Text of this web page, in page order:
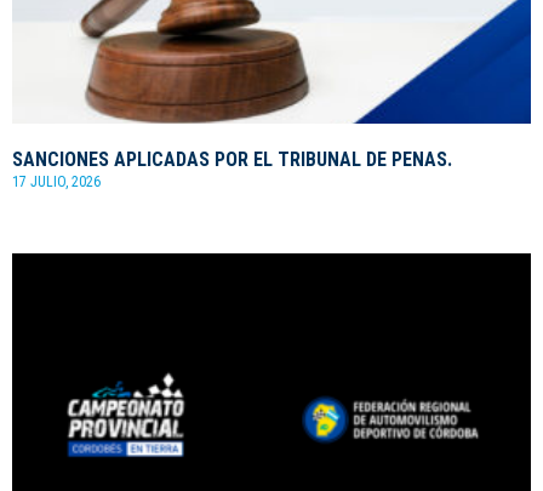
SANCIONES APLICADAS POR EL TRIBUNAL DE PENAS.
17 JULIO, 2026